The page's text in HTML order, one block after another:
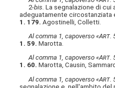
2-bis. La segnalazione di cui
adeguatamente circostanziata
1. 179. Agostinelli, Colletti.
Al comma 1, capoverso «Art.
1. 59. Marotta.
Al comma 1, capoverso «Art.
1. 60. Marotta, Causin,
Al comma 1, capoverso «Art